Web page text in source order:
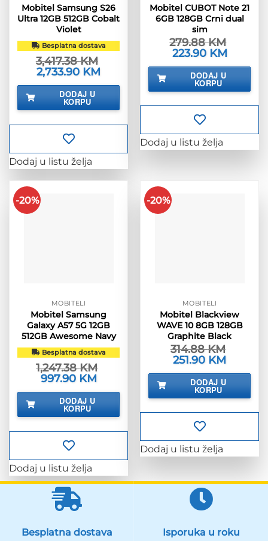
Mobitel Samsung S26
Ultra 12GB 512GB Cobalt
Violet
Besplatna dostava
3,417.38KM
Izvorna
cijena
bila
3,417.38 KM.
2,733.90 KM
je:
2,733.90 KM.
DODAJ U
KORPU
Dodaj u listu želja
Mobitel CUBOT Note 21
6GB 128GB Crni dual
sim
279.88KM
Izvorna
cijena
bila
279.88 KM.
223.90 KM
je:
DODAJ U
KORPU
Dodaj u listu želja
-20%
MOBITELI
Mobitel Samsung
Galaxy A57 5G 12GB
512GB Awesome Navy
Besplatna dostava
1,247.38KM
Izvorna
cijena
bila
1,247.38 KM.
997.90 KM
je:
DODAJ U
KORPU
Dodaj u listu želja
-20%
MOBITELI
Mobitel Blackview
WAVE 10 8GB 128GB
Graphite Black
314.88KM
Izvorna
cijena
bila
314.88 KM.
251.90 KM
je:
DODAJ U
KORPU
Dodaj u listu želja
Besplatna dostava
Isporuka u roku